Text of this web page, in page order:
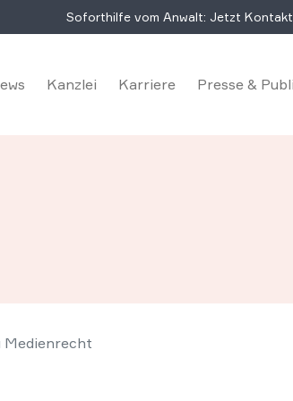
Soforthilfe vom Anwalt: Jetzt Kontakt
Kanzlei Karriere Presse &
Medienrecht